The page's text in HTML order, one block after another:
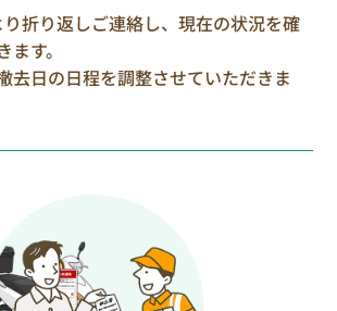
返しご連絡し、現在の状況を確
す。
去日の日程を調整させていただきま